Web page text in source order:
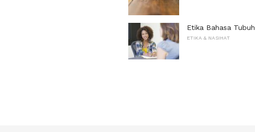
Etika Bahasa Tubuh
ETIKA & NASIHAT